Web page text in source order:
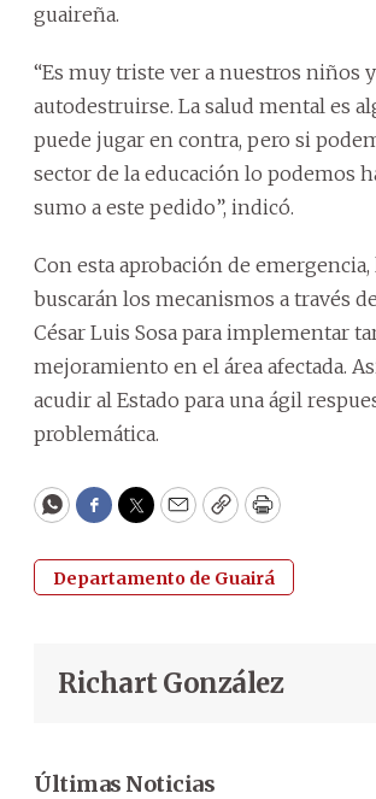
guaireña.
“Es muy triste ver a nuestros niños
autodestruirse. La salud mental es
puede jugar en contra, pero si
sector de la educación lo podemos
sumo a este pedido”, indicó.
Con esta aprobación de
buscarán los mecanismos a través
César Luis Sosa para implementar
mejoramiento en el área afectada.
acudir al Estado para una ágil
problemática.
WhatsApp
Facebook
Twitter
EmailCopyPrint
Departamento de Guairá
Richart González
Últimas Noticias